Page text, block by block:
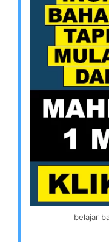
belajar